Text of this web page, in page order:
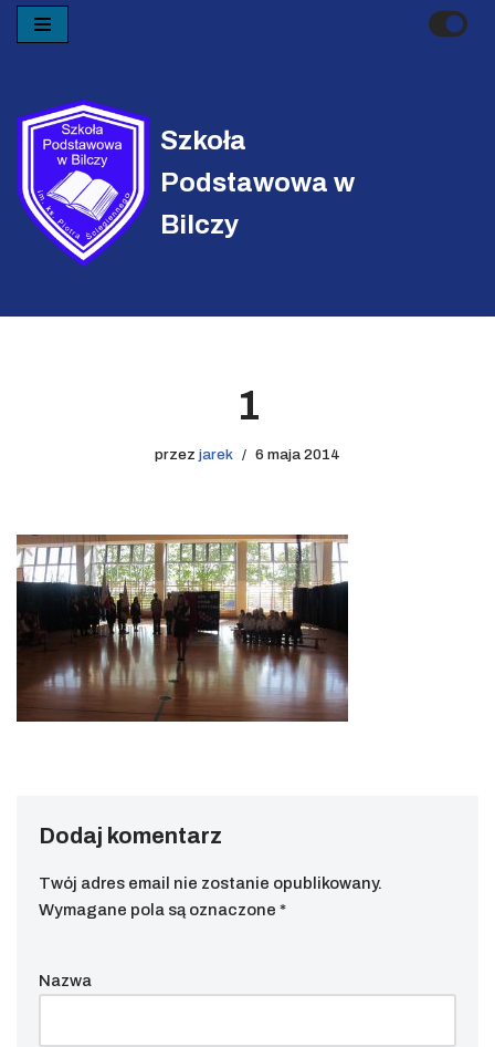
treści
Szkoła
Podstawowa w
Bilczy
1
przez jarek 6 maja 2014
Dodaj komentarz
Twój adres email nie zostanie opublikowany.
Wymagane pola są oznaczone *
Nazwa